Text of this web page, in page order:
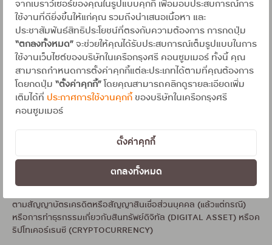
จากเบราว์เซอร์ของคุณในรูปแบบคุกกี้ เพื่อมอบประสบการณ์การ
ใช้งานที่ดียิ่งขึ้นให้แก่คุณ รวมถึงนำเสนอเนื้อหา และ
ประชาสัมพันธ์สิทธิประโยชน์ที่ตรงกับความต้องการ การกดปุ่ม
“ตกลงทั้งหมด”จะช่วยให้คุณได้รับประสบการณ์เต็มรูปแบบในการ
ใช้งานเว็บไซต์ของบริษัทในเครือกรุงศรี คอนซูมเมอร์ ทั้งนี้ คุณ
สามารถกำหนดการตั้งค่าคุกกี้แต่ละประเภทได้ตามที่คุณต้องการ
โดยกดปุ่ม “ตั้งค่าคุกกี้”โดยคุณสามารถคลิกดูรายละเอียดเพิ่ม
เติมได้ที่ ประกาศการใช้งานคุกกี้ของบริษัทในเครือกรุงศรี
คอนซูมเมอร์
ตั้งค่าคุกกี้
ตกลงทั้งหมด
ผิดกฎหมาย, รายการที่ใช้จ่ายผ่านเครื่องรับบัตรเครดิต (EDC) ใน
กิจการของผู้ถือบัตรเอง หรือผู้ถือบัตรมีส่วนเกี่ยวข้องกับเจ้าของ
กิจการ
• บริษัทฯ จะงด/ระงับการให้สิทธิประโยชน์ หรือเรียกคืนสิทธิประโยชน์
(รวมทั้งคะแนนสะสม) หรือเรียกเก็บเงินจากบัญชีบัตรเครดิตของสมาชิ
กบัตรฯ ตามมูลค่าของสิทธิประโยชน์ที่สมาชิกบัตรฯ ได้รับ ในกรณีที่มี
การให้สิทธิประโยชน์ไปโดยผิดหลง หรือกรณีที่สมาชิกบัตรฯ ยกเลิก/
ปฏิเสธรายการหรือการชำระเงินในภายหลัง (แบบเต็มจำนวนทั้งหมด
หรือวงเงินชั่วคราว หรือกรณีมีการใช้สิทธิเข้าร่วมรายการโดยไม่สุจริต
ประโยชน์ทางการค้า/หรือใช้บัตรเครดิตซื้อสินค้า/บริการของร้านค้าซึ่ง
ตามสัญญาบัตรเครดิตหรือสัญญาสินเชื่อส่วนบุคคล (แล้วแต่กรณี)
หรือการทำธุรกรรมเกี่ยวกับสินทรัพย์ดิจิทัล (DIGITAL ASSET) หรือค
ริปโทเคอร์เรนซี (CRYPTOCURRENCY)